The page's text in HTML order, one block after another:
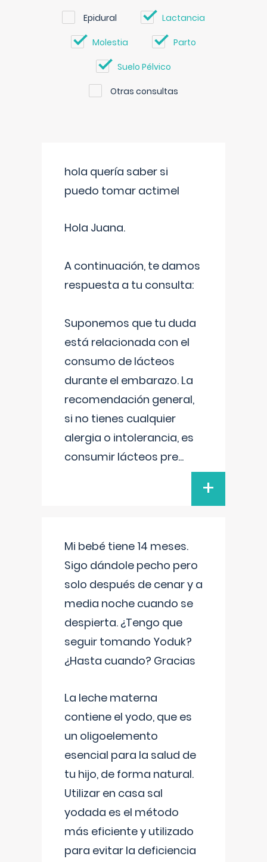
Epidural Lactancia
Molestia Parto
Suelo Pélvico
Otras consultas
hola quería saber si
puedo tomar actimel
Hola Juana.
A continuación, te damos
respuesta a tu consulta:
Suponemos que tu duda
está relacionada con el
consumo de lácteos
durante el embarazo. La
recomendación general,
si no tienes cualquier
alergia o intolerancia, es
consumir lácteos pre...
+
Mi bebé tiene 14 meses.
Sigo dándole pecho pero
solo después de cenar y a
media noche cuando se
despierta. ¿Tengo que
seguir tomando Yoduk?
¿Hasta cuando? Gracias
La leche materna
contiene el yodo, que es
un oligoelemento
esencial para la salud de
tu hijo, de forma natural.
Utilizar en casa sal
yodada es el método
más eficiente y utilizado
para evitar la deficiencia